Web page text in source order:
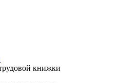
книжки